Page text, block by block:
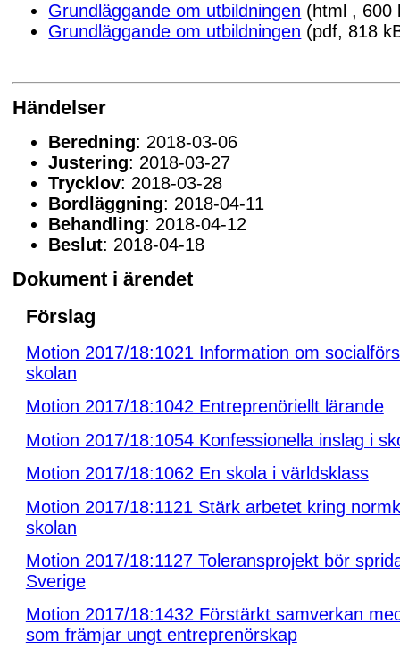
Grundläggande om utbildningen (html , 600
Grundläggande om utbildningen (pdf, 818
Händelser
Beredning: 2018-03-06
Justering: 2018-03-27
Trycklov: 2018-03-28
Bordläggning: 2018-04-11
Behandling: 2018-04-12
Beslut: 2018-04-18
Dokument i ärendet
Förslag
Motion 2017/18:1021 Information om
skolan
Motion 2017/18:1042 Entreprenöriellt lärande
Motion 2017/18:1054 Konfessionella inslag i
Motion 2017/18:1062 En skola i världsklass
Motion 2017/18:1121 Stärk arbetet kring
skolan
Motion 2017/18:1127 Toleransprojekt bör
Sverige
Motion 2017/18:1432 Förstärkt samverkan
som främjar ungt entreprenörskap